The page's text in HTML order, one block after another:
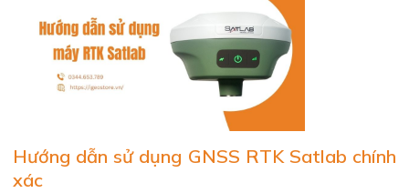
Hướng dẫn sử dụng GNSS RTK Satlab chính
xác